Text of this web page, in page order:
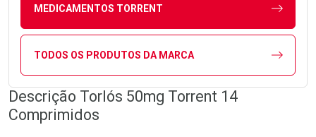
MEDICAMENTOS TORRENT
TODOS OS PRODUTOS DA MARCA
Descrição Torlós 50mg Torrent 14
Comprimidos